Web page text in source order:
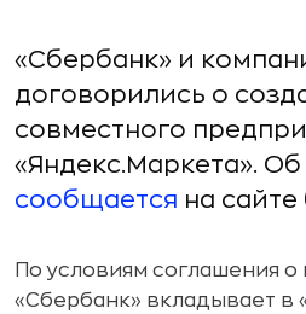
«Сбербанк» и
договорились о
совместного
«Яндекс.Маркета». Об
сообщается на сайте
По условиям соглашения о
«Сбербанк» вкладывает в